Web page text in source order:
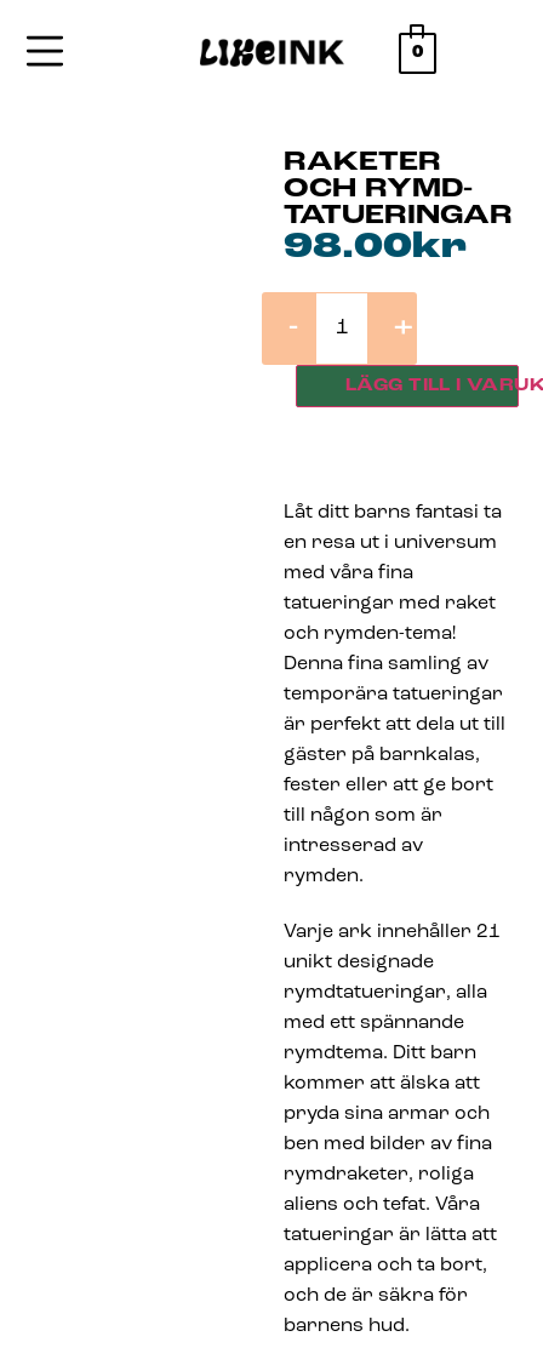
0
RAKETER
OCH RYMD-
TATUERINGAR
98.00kr
- +
LÄGG TILL I
Låt ditt barns fantasi ta
en resa ut i universum
med våra fina
tatueringar med raket
och rymden-tema!
Denna fina samling av
temporära tatueringar
är perfekt att dela ut till
gäster på barnkalas,
fester eller att ge bort
till någon som är
intresserad av
rymden.
Varje ark innehåller 21
unikt designade
rymdtatueringar, alla
med ett spännande
rymdtema. Ditt barn
kommer att älska att
pryda sina armar och
ben med bilder av fina
rymdraketer, roliga
aliens och tefat. Våra
tatueringar är lätta att
applicera och ta bort,
och de är säkra för
barnens hud.